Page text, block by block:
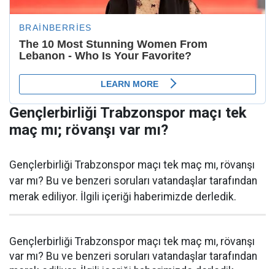
Gençlerbirliği Trabzonspor maçı tek
maç mı; rövanşı var mı?
Gençlerbirliği Trabzonspor maçı tek maç mı, rövanşı
var mı? Bu ve benzeri soruları vatandaşlar tarafından
merak ediliyor. İlgili içeriği haberimizde derledik.
Gençlerbirliği Trabzonspor maçı tek maç mı, rövanşı
var mı? Bu ve benzeri soruları vatandaşlar tarafından